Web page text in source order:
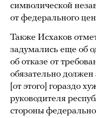
символической
от федерального
Также Исхаков
задумались еще об
об отказе от
обязательно должен
[от этого] гораздо
руководителя
стороны